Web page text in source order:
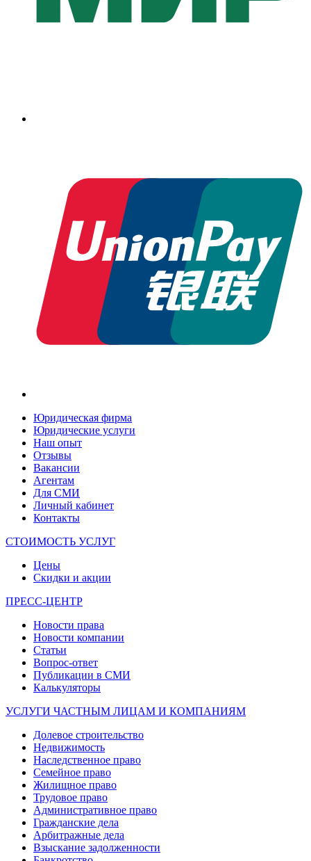
Юридическая фирма
Юридические услуги
Наш опыт
Отзывы
Вакансии
Агентам
Для СМИ
Личный кабинет
Контакты
СТОИМОСТЬ УСЛУГ
Цены
Скидки и акции
ПРЕСС-ЦЕНТР
Новости права
Новости компании
Статьи
Вопрос-ответ
Публикации в СМИ
Калькуляторы
УСЛУГИ ЧАСТНЫМ ЛИЦАМ И КОМПАНИЯМ
Долевое строительство
Недвижимость
Наследственное право
Семейное право
Жилищное право
Трудовое право
Административное право
Гражданские дела
Арбитражные дела
Взыскание задолженности